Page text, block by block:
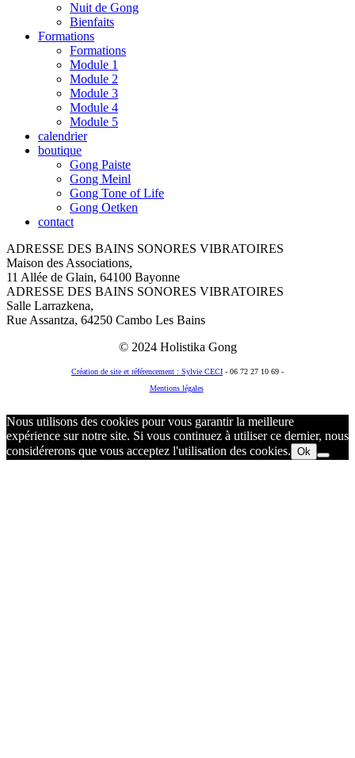
Nuit de Gong
Bienfaits
Formations
Formations
Module 1
Module 2
Module 3
Module 4
Module 5
calendrier
boutique
Gong Paiste
Gong Meinl
Gong Tone of Life
Gong Oetken
contact
ADRESSE DES BAINS SONORES VIBRATOIRES
Maison des Associations,
11 Allée de Glain, 64100 Bayonne
ADRESSE DES BAINS SONORES VIBRATOIRES
Salle Larrazkena,
Rue Assantza, 64250 Cambo Les Bains
© 2024 Holistika Gong
Création de site et référencement : Sylvie CECI - 06 72 27 10 69 -
Mentions légales
Nous utilisons des cookies pour vous garantir la meilleure
expérience sur notre site. Si vous continuez à utiliser ce dernier, nous
considérerons que vous acceptez l'utilisation des cookies. Ok